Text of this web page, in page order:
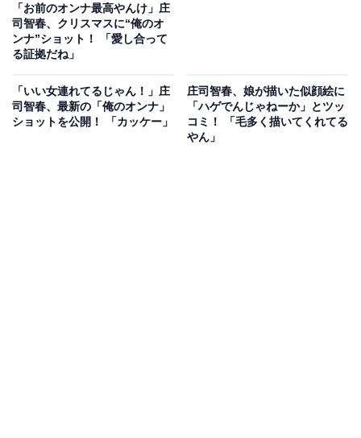
「お前のオンナ最高やんけ」庄
司智春、クリスマスに“俺のオ
ンナ”ショット！ 「愛し合って
る証拠だね」
「いい女連れてるじゃん！」庄
司智春、最新の「俺のオンナ」
ショットを公開！ 「カッケー」
庄司智春、娘が描いた似顔絵に
「ハゲでんじゃねーか」とツッ
コミ！ 「毛多く描いてくれてる
やん」